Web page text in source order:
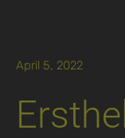
April 5, 2022